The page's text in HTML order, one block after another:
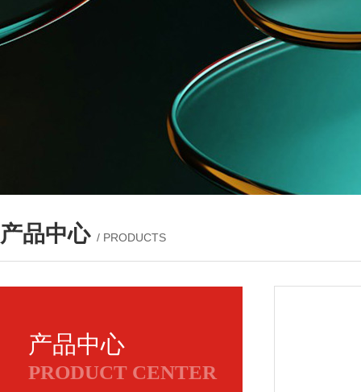
产品中心 / PRODUCTS
产品中心
PRODUCT CENTER